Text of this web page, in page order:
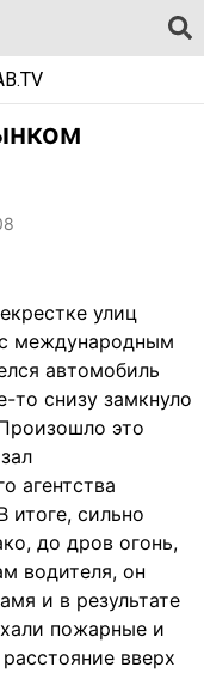
улиц
международным
автомобиль
то снизу замкнуло
это
агентства
итоге, сильно
до дров огонь,
водителя, он
и в результате
пожарные и
вверх